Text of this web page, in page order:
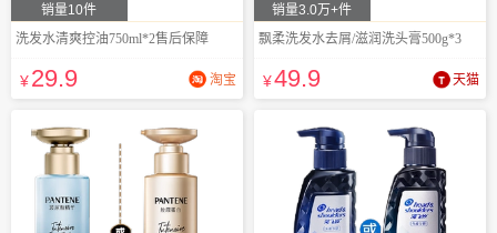
销量10件
洗发水清爽控油750ml*2售后保障
¥29.9 淘宝
销量3.0万+件
飘柔洗发水去屑/滋润洗头膏500g*3
¥49.9 天猫